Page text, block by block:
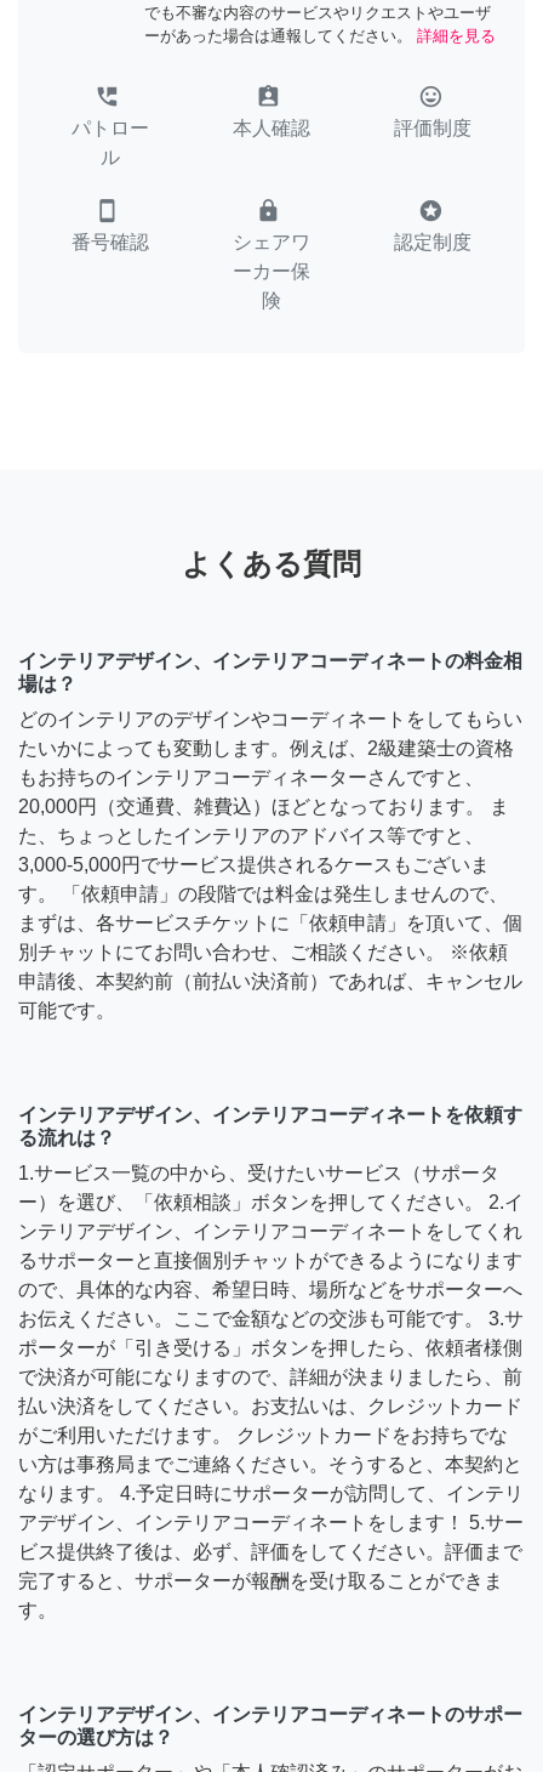
でも不審な内容のサービスやリクエストやユーザ
ーがあった場合は通報してください。
詳細を見る
perm_phone_msg
パトロー
ル
assignment_ind
本人確認
tag_faces
評価制度
smartphone
番号確認
lock
シェアワ
ーカー保
険
stars
認定制度
よくある質問
インテリアデザイン、インテリアコーディネートの料金相
場は？
どのインテリアのデザインやコーディネートをしてもらい
たいかによっても変動します。例えば、2級建築士の資格
もお持ちのインテリアコーディネーターさんですと、
20,000円（交通費、雑費込）ほどとなっております。 ま
た、ちょっとしたインテリアのアドバイス等ですと、
3,000-5,000円でサービス提供されるケースもございま
す。 「依頼申請」の段階では料金は発生しませんので、
まずは、各サービスチケットに「依頼申請」を頂いて、個
別チャットにてお問い合わせ、ご相談ください。 ※依頼
申請後、本契約前（前払い決済前）であれば、キャンセル
可能です。
インテリアデザイン、インテリアコーディネートを依頼す
る流れは？
1.サービス一覧の中から、受けたいサービス（サポータ
ー）を選び、「依頼相談」ボタンを押してください。 2.イ
ンテリアデザイン、インテリアコーディネートをしてくれ
るサポーターと直接個別チャットができるようになります
ので、具体的な内容、希望日時、場所などをサポーターへ
お伝えください。ここで金額などの交渉も可能です。 3.サ
ポーターが「引き受ける」ボタンを押したら、依頼者様側
で決済が可能になりますので、詳細が決まりましたら、前
払い決済をしてください。お支払いは、クレジットカード
がご利用いただけます。 クレジットカードをお持ちでな
い方は事務局までご連絡ください。そうすると、本契約と
なります。 4.予定日時にサポーターが訪問して、インテリ
アデザイン、インテリアコーディネートをします！ 5.サー
ビス提供終了後は、必ず、評価をしてください。評価まで
完了すると、サポーターが報酬を受け取ることができま
す。
インテリアデザイン、インテリアコーディネートのサポー
ターの選び方は？